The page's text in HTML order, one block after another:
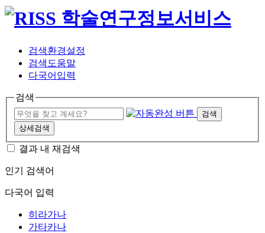
검색환경설정
검색도움말
다국어입력
검색
검색
상세검색
결과 내 재검색
인기 검색어
다국어 입력
히라가나
가타카나